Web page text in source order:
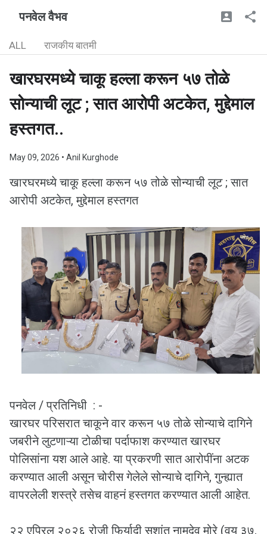
पनवेल वैभव
ALL राजकीय बातमी
खारघरमध्ये चाकू हल्ला करून ५७ तोळे
सोन्याची लूट ; सात आरोपी अटकेत, मुद्देमाल
हस्तगत..
May 09, 2026 • Anil Kurghode
खारघरमध्ये चाकू हल्ला करून ५७ तोळे सोन्याची लूट ; सात
आरोपी अटकेत, मुद्देमाल हस्तगत
पनवेल / प्रतिनिधी : -
खारघर परिसरात चाकूने वार करून ५७ तोळे सोन्याचे दागिने
जबरीने लुटणाऱ्या टोळीचा पर्दाफाश करण्यात खारघर
पोलिसांना यश आले आहे. या प्रकरणी सात आरोपींना अटक
करण्यात आली असून चोरीस गेलेले सोन्याचे दागिने, गुन्ह्यात
वापरलेली शस्त्रे तसेच वाहनं हस्तगत करण्यात आली आहेत.
२२ एप्रिल २०२६ रोजी फिर्यादी सुशांत नामदेव मोरे (वय ३७,